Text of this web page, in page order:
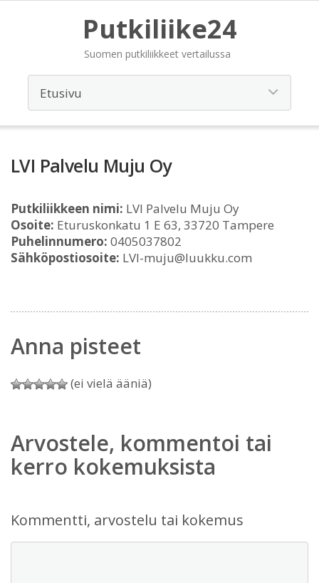
Putkiliike24
Suomen putkiliikkeet vertailussa
LVI Palvelu Muju Oy
Putkiliikkeen nimi: LVI Palvelu Muju Oy
Osoite: Eturuskonkatu 1 E 63, 33720 Tampere
Puhelinnumero: 0405037802
Sähköpostiosoite: LVI-muju@luukku.com
Anna pisteet
(ei vielä ääniä)
Arvostele, kommentoi tai
kerro kokemuksista
Kommentti, arvostelu tai kokemus